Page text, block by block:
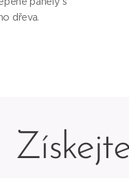
dřeva.